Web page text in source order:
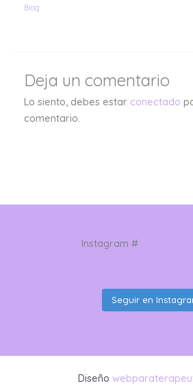
Blog
Deja un comentario
Lo siento, debes estar conectado
comentario.
Instagram #
Seguir en
Diseño